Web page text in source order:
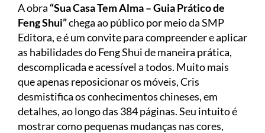
A obra “Sua Casa Tem Alma – Guia Prático de
Feng Shui”chega ao público por meio da SMP
Editora, e é um convite para compreender e aplicar
as habilidades do Feng Shui de maneira prática,
descomplicada e acessível a todos. Muito mais
que apenas reposicionar os móveis, Cris
desmistifica os conhecimentos chineses, em
detalhes, ao longo das 384 páginas. Seu intuito é
mostrar como pequenas mudanças nas cores,